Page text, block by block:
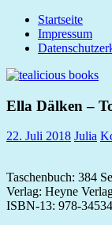
Zum
Inhalt
springen
tealicious
books
Startseite
Impressum
Ella Dälken –
22. Juli 2018 Julia
Taschenbuch: 384
Verlag: Heyne
ISBN-13: 978-